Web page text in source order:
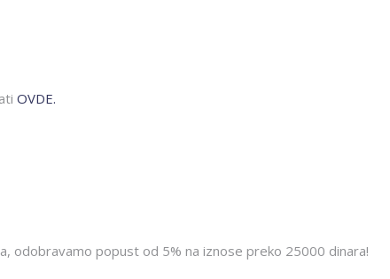
OVDE.
odobravamo popust od 5% na iznose preko 25000 dinara!